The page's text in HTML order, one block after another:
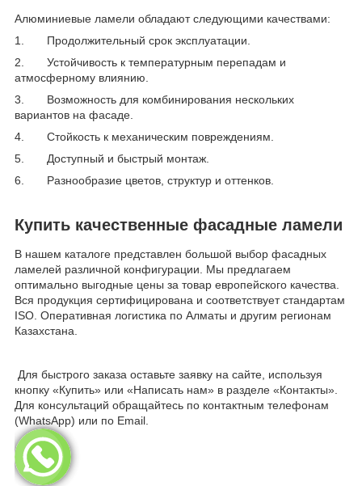
Алюминиевые ламели обладают следующими качествами:
1. Продолжительный срок эксплуатации.
2. Устойчивость к температурным перепадам и
атмосферному влиянию.
3. Возможность для комбинирования нескольких
вариантов на фасаде.
4. Стойкость к механическим повреждениям.
5. Доступный и быстрый монтаж.
6. Разнообразие цветов, структур и оттенков.
Купить качественные фасадные ламели
В нашем каталоге представлен большой выбор фасадных
ламелей различной конфигурации. Мы предлагаем
оптимально выгодные цены за товар европейского качества.
Вся продукция сертифицирована и соответствует стандартам
ISO. Оперативная логистика по Алматы и другим регионам
Казахстана.
Для быстрого заказа оставьте заявку на сайте, используя
кнопку «Купить» или «Написать нам» в разделе «Контакты».
Для консультаций обращайтесь по контактным телефонам
(WhatsApp) или по Email.